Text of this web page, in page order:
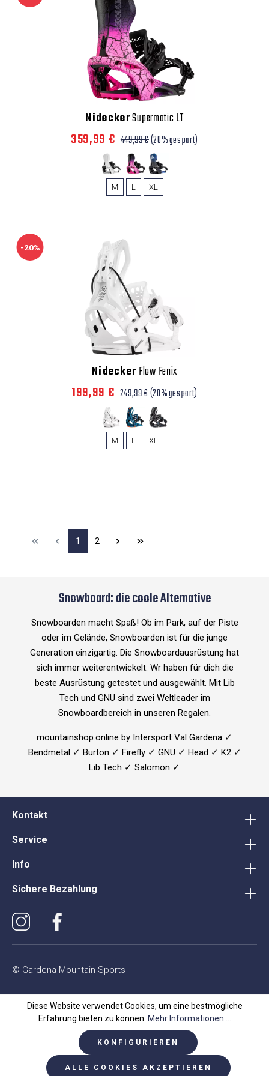
NideckerSupermatic LT
359,99 € 449,99 €(20% gespart)
M L XL
-20%
Nidecker Flow Fenix
199,99 € 249,99 €(20% gespart)
M L XL
1 2
Snowboard: die coole Alternative
Snowboarden macht Spaß! Ob im Park, auf der Piste
oder im Gelände, Snowboarden ist für die junge
Generation einzigartig. Die Snowboardausrüstung hat
sich immer weiterentwickelt. Wr haben für dich die
beste Ausrüstung getestet und ausgewählt. Mit Lib
Tech und GNU sind zwei Weltleader im
Snowboardbereich in unseren Regalen.
mountainshop.online by Intersport Val Gardena ✓
Bendmetal ✓ Burton ✓ Firefly ✓ GNU ✓ Head ✓ K2 ✓
Lib Tech ✓ Salomon ✓
Kontakt
Service
Info
Sichere Bezahlung
© Gardena Mountain Sports
Diese Website verwendet Cookies, um eine bestmögliche
Erfahrung bieten zu können. Mehr Informationen ...
KONFIGURIEREN
ALLE COOKIES AKZEPTIEREN